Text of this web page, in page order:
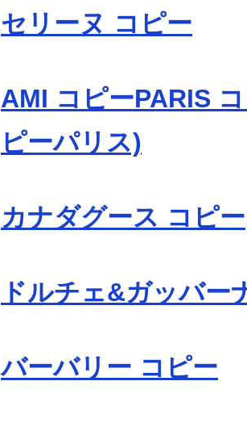
セリーヌ コピー
AMI コピーPARIS
ピーパリス)
カナダグース コピー
ドルチェ&ガッバー
バーバリー コピー